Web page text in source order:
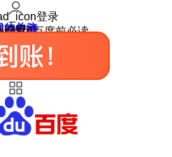
登录
的关注
的收藏
肤中心
户反馈
设置
使用百度前必读